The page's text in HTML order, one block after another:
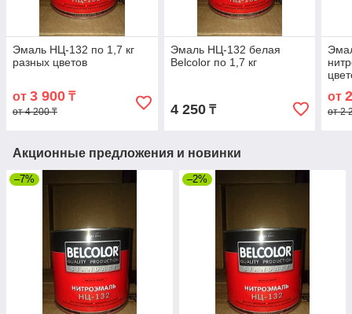
Эмаль НЦ-132 по 1,7 кг
разных цветов
от 3 900 ₸
от 4 200 ₸
Эмаль НЦ-132 белая
Belcolor по 1,7 кг
4 250₸
от
от 2
Акционные предложения и новинки
–7% –2%